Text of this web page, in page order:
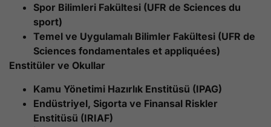
Spor Bilimleri Fakültesi (UFR de Sciences du
sport)
Temel ve Uygulamalı Bilimler Fakültesi (UFR de
Sciences fondamentales et appliquées)
Enstitüler ve Okullar
Kamu Yönetimi Hazırlık Enstitüsü (IPAG)
Endüstriyel, Sigorta ve Finansal Riskler
Enstitüsü (IRIAF)